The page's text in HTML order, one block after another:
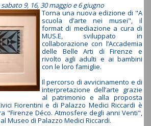
9, 16, 30 maggio e 6 giugno
Torna una nuova edizione di "A
scuola d’arte nei musei", il
format di mediazione a cura di
MUS.E, sviluppato in
collaborazione con l’Accademia
delle Belle Arti di Firenze e
rivolto agli adulti e ai bambini
con le loro famiglie.
Il percorso di avvicinamento e di
interpretazione dell’arte grazie
al patrimonio e alla proposta
Fiorentini e di Palazzo Medici Riccardi è
"Firenze Déco. Atmosfere degli anni Venti",
Museo di Palazzo Medici Riccardi.